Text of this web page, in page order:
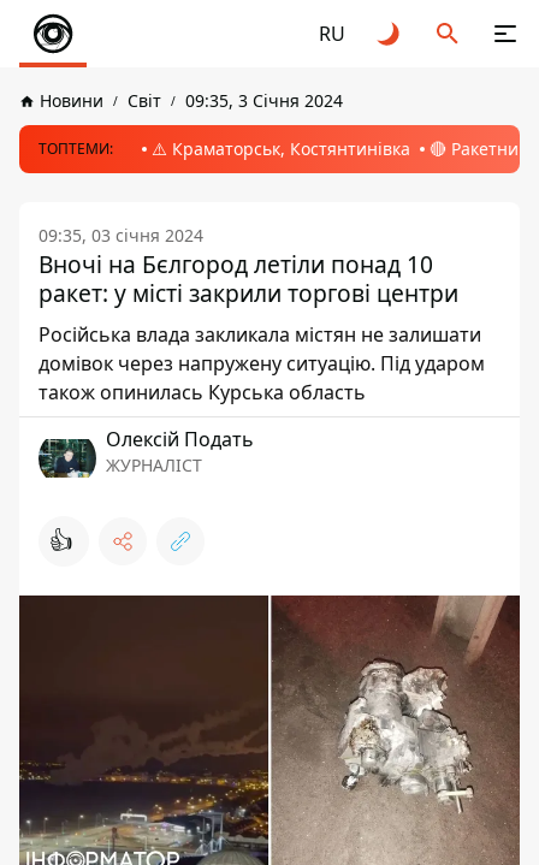
RU
Новини Світ 09:35, 3 Січня 2024
ТОПТЕМИ: ⚠️ Краматорськ, Костянтинівка 🔴 Ракетний
09:35, 03 січня 2024
Вночі на Бєлгород летіли понад 10
ракет: у місті закрили торгові центри
Російська влада закликала містян не залишати
домівок через напружену ситуацію. Під ударом
також опинилась Курська область
Олексій Подать
ЖУРНАЛІСТ
👍